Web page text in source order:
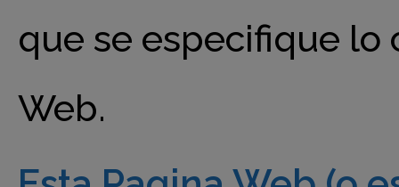
que se especifique lo
Web.